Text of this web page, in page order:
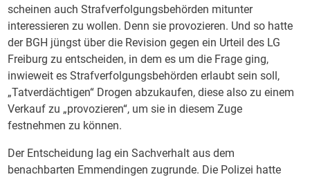
scheinen auch Strafverfolgungsbehörden mitunter
interessieren zu wollen. Denn sie provozieren. Und so hatte
der BGH jüngst über die Revision gegen ein Urteil des LG
Freiburg zu entscheiden, in dem es um die Frage ging,
inwieweit es Strafverfolgungsbehörden erlaubt sein soll,
„Tatverdächtigen“ Drogen abzukaufen, diese also zu einem
Verkauf zu „provozieren“, um sie in diesem Zuge
festnehmen zu können.
Der Entscheidung lag ein Sachverhalt aus dem
benachbarten Emmendingen zugrunde. Die Polizei hatte